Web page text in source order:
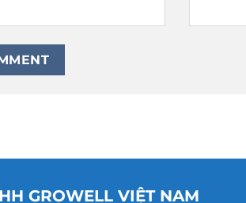
GROWELL VIỆT NAM